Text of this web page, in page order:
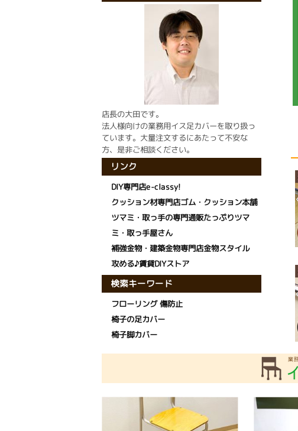
店長の大田です。
法人様向けの業務用イス足カバーを取り扱っ
ています。大量注文するにあたって不安な
方、是非ご相談ください。
リンク
DIY専門店e-classy!
クッション材専門店ゴム・クッション本舗
ツマミ・取っ手の専門通販たっぷりツマ
ミ・取っ手屋さん
補強金物・建築金物専門店金物スタイル
攻める♪賃貸DIYストア
検索キーワード
フローリング 傷防止
椅子の足カバー
椅子脚カバー